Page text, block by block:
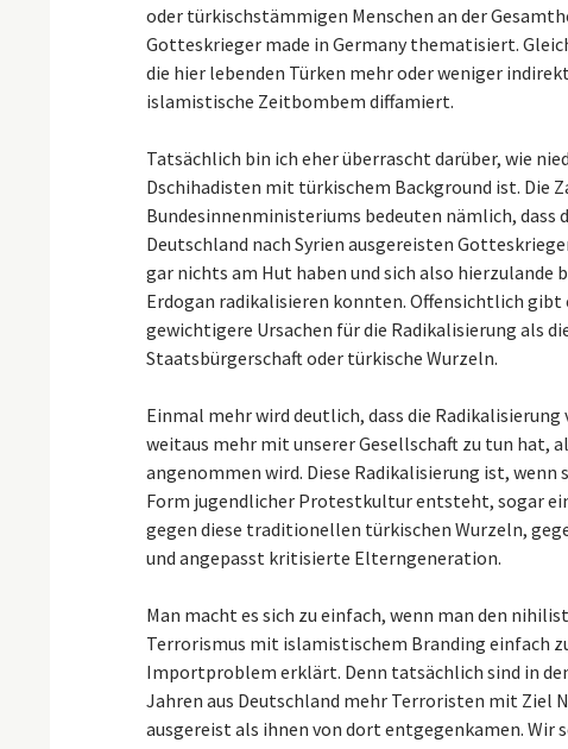
oder türkischstämmigen Menschen an der
Gotteskrieger made in Germany thematisiert.
die hier lebenden Türken mehr oder weniger
islamistische Zeitbombem diffamiert.
Tatsächlich bin ich eher überrascht darüber, wie
Dschihadisten mit türkischem Background ist. Die
Bundesinnenministeriums bedeuten nämlich, dass
Deutschland nach Syrien ausgereisten
gar nichts am Hut haben und sich also hierzulande
Erdogan radikalisieren konnten. Offensichtlich gibt
gewichtigere Ursachen für die Radikalisierung als
Staatsbürgerschaft oder türkische Wurzeln.
Einmal mehr wird deutlich, dass die Radikalisierung
weitaus mehr mit unserer Gesellschaft zu tun hat,
angenommen wird. Diese Radikalisierung ist, wenn
Form jugendlicher Protestkultur entsteht, sogar
gegen diese traditionellen türkischen Wurzeln,
und angepasst kritisierte Elterngeneration.
Man macht es sich zu einfach, wenn man den
Terrorismus mit islamistischem Branding einfach
Importproblem erklärt. Denn tatsächlich sind in
Jahren aus Deutschland mehr Terroristen mit Ziel
ausgereist als ihnen von dort entgegenkamen. Wir